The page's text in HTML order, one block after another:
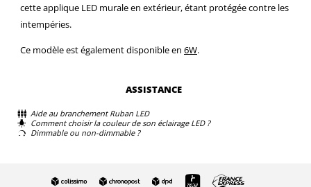
cette applique LED murale en extérieur, étant protégée contre les
intempéries.
Ce modèle est également disponible en 6W.
ASSISTANCE
Aide au branchement Ruban LED
Comment choisir la couleur de son éclairage LED ?
Dimmable ou non-dimmable ?